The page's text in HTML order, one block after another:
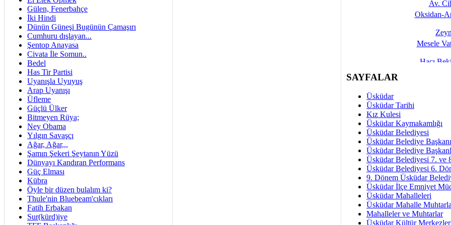
Gülen, Fenerbahçe
İki Hindi
Dünün Güneşi Bugünün Çamaşırı
Cumhuru dışlayan...
Şentop Anayasa
Civata İle Somun..
Bedel
Has Tir Partisi
Uyanışla Uyuyuş
Arap Uyanışı
Üfleme
Güçlü Ülker
Bitmeyen Rüya;
Ney Obama
Yılgın Savaşçı
Ağar, Ağar,,,
Şamın Şekeri Şeytanın Yüzü
Dünyayı Kandıran Performans
Güç Elması
Kübra
Öyle bir düzen bulalım ki?
Thule'nin Bluebeam'cıkları
Fatih Erbakan
Sur(kürd)iye
Av.
Oksidan-
Mesele
Hacı
Dünya Fani, Ama
Hukukun
Av.
İmar Sorunlarının Genel
Arakan
Bayramın
SAYFALAR
Üsküdar
Üsküdar Tarihi
Kız Kulesi
Üsküdar Kaymakamlığı
Üsküdar Belediyesi
Üsküdar Belediye Başkanı
Üsküdar Belediye
Üsküdar Belediyesi 7. ve
Üsküdar Belediyesi 6.
9. Dönem Üsküdar
Üsküdar İlçe Emniyet
Üsküdar Mahalleleri
Üsküdar Mahalle
Mahalleler ve Muhtarlar
Üsküdar Kültür